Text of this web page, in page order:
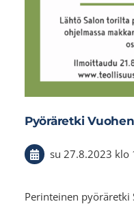
Pyöräretki
su 27.8.2023 klo
Perinteinen pyöräretki